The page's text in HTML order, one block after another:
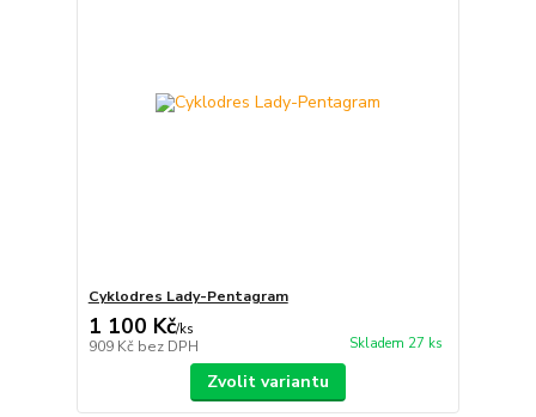
Cyklodres Lady-Pentagram
1 100 Kč/ks
909 Kč bez DPH Skladem 27 ks
Zvolit variantu